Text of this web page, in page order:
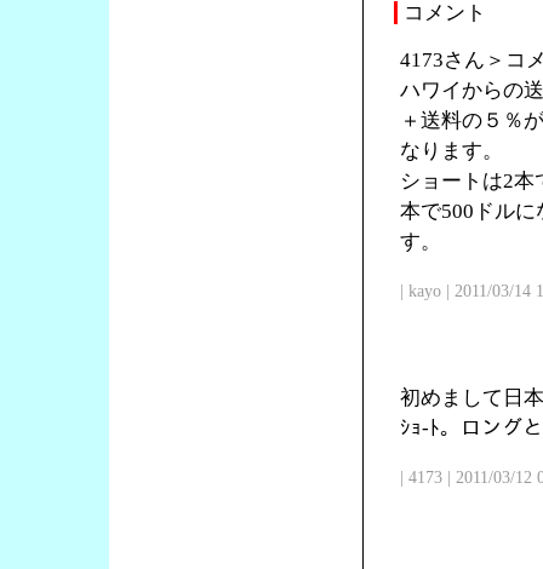
コメント
4173さん＞コ
ハワイからの
＋送料の５％
なります。
ショートは2本
本で500ドル
す。
| kayo | 2011/03/14
初めまして日
ｼｮ-ﾄ。ロング
| 4173 | 2011/03/12